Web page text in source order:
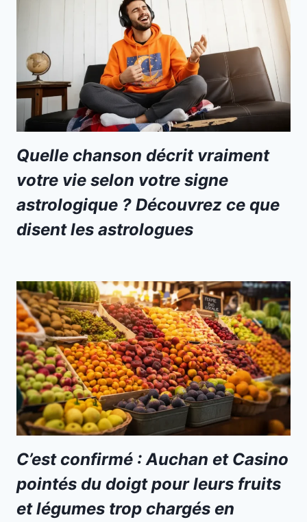
Quelle chanson décrit vraiment
votre vie selon votre signe
astrologique ? Découvrez ce que
disent les astrologues
C’est confirmé : Auchan et Casino
pointés du doigt pour leurs fruits
et légumes trop chargés en